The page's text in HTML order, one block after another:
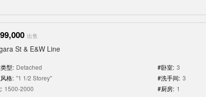
出售
St & E&W Line
型: Detached
格: "1 1/2 Storey"
1500-2000
#卧室: 3
#洗手间: 3
#厨房: 1